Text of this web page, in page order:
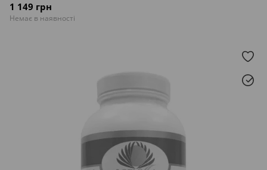
1 149 грн
Немає в наявності